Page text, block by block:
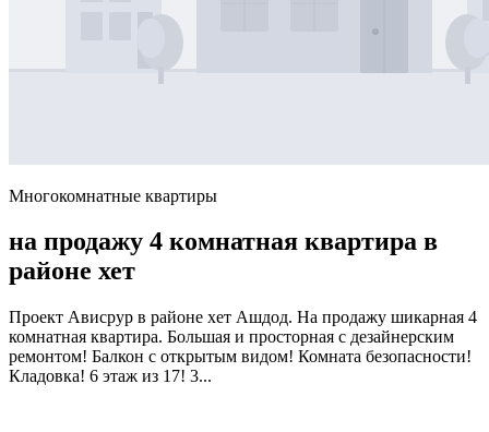
Многокомнатные квартиры
на продажу 4 комнатная квартира в
районе хет
Проект Ависрур в районе хет Ашдод. На продажу шикарная 4
комнатная квартира. Большая и просторная с дезайнерским
ремонтом! Балкон с открытым видом! Комната безопасности!
Кладовка! 6 этаж из 17! 3...